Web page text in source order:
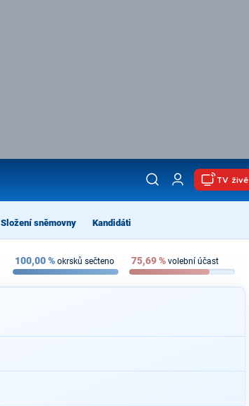
TV živě
Složení sněmovny Kandidáti
100,00% okrsků sečteno 75,69% volební účast